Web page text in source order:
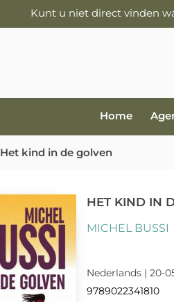
Kunt u niet direct vinden
Home
Het kind in de golven
HET KIND IN
MICHEL BUSSI
Nederlands | 20-
9789022341810